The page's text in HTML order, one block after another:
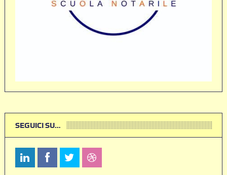
SEGUICI SU…